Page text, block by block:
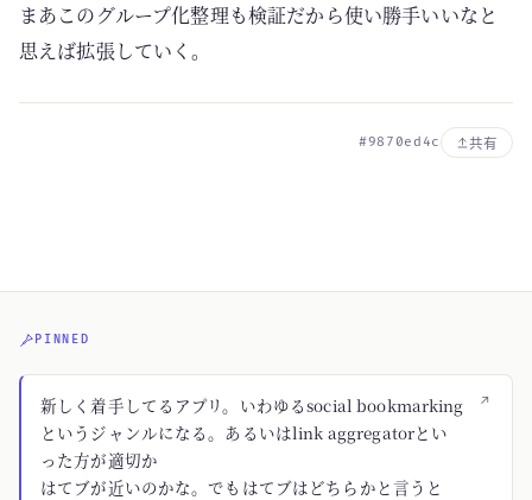
まあこのグループ化整理も検証だから使い勝手いいなと
思えば拡張していく。
#9870ed4c 共有
PINNED
↗
新しく着手してるアプリ。いわゆるsocial bookmarking
というジャンルになる。あるいはlink aggregatorとい
った方が適切か
はてブが近いのかな。でもはてブはどちらかと言うと